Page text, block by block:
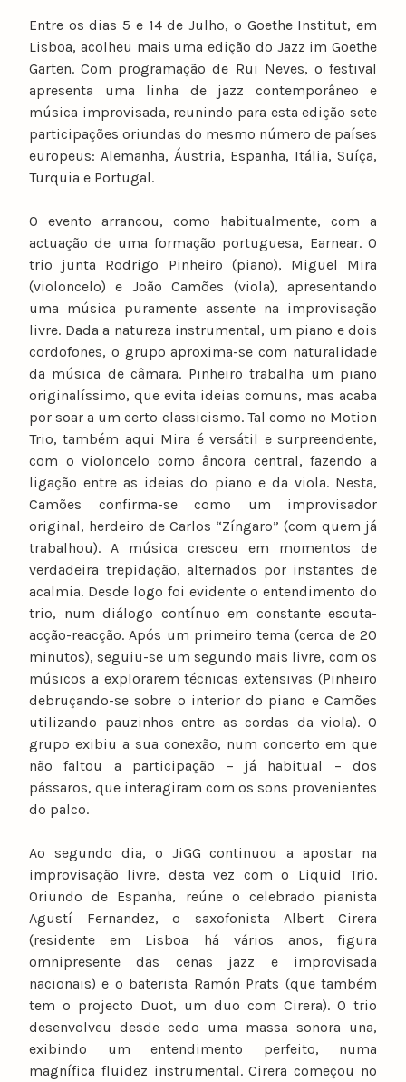
Entre os dias 5 e 14 de Julho, o Goethe Institut, em
Lisboa, acolheu mais uma edição do Jazz im Goethe
Garten. Com programação de Rui Neves, o festival
apresenta uma linha de jazz contemporâneo e
música improvisada, reunindo para esta edição sete
participações oriundas do mesmo número de países
europeus: Alemanha, Áustria, Espanha, Itália, Suíça,
Turquia e Portugal.
O evento arrancou, como habitualmente, com a
actuação de uma formação portuguesa, Earnear. O
trio junta Rodrigo Pinheiro (piano), Miguel Mira
(violoncelo) e João Camões (viola), apresentando
uma música puramente assente na improvisação
livre. Dada a natureza instrumental, um piano e dois
cordofones, o grupo aproxima-se com naturalidade
da música de câmara. Pinheiro trabalha um piano
originalíssimo, que evita ideias comuns, mas acaba
por soar a um certo classicismo. Tal como no Motion
Trio, também aqui Mira é versátil e surpreendente,
com o violoncelo como âncora central, fazendo a
ligação entre as ideias do piano e da viola. Nesta,
Camões confirma-se como um improvisador
original, herdeiro de Carlos “Zíngaro” (com quem já
trabalhou). A música cresceu em momentos de
verdadeira trepidação, alternados por instantes de
acalmia. Desde logo foi evidente o entendimento do
trio, num diálogo contínuo em constante escuta-
acção-reacção. Após um primeiro tema (cerca de 20
minutos), seguiu-se um segundo mais livre, com os
músicos a explorarem técnicas extensivas (Pinheiro
debruçando-se sobre o interior do piano e Camões
utilizando pauzinhos entre as cordas da viola). O
grupo exibiu a sua conexão, num concerto em que
não faltou a participação – já habitual – dos
pássaros, que interagiram com os sons provenientes
do palco.
Ao segundo dia, o JiGG continuou a apostar na
improvisação livre, desta vez com o Liquid Trio.
Oriundo de Espanha, reúne o celebrado pianista
Agustí Fernandez, o saxofonista Albert Cirera
(residente em Lisboa há vários anos, figura
omnipresente das cenas jazz e improvisada
nacionais) e o baterista Ramón Prats (que também
tem o projecto Duot, um duo com Cirera). O trio
desenvolveu desde cedo uma massa sonora una,
exibindo um entendimento perfeito, numa
magnífica fluidez instrumental. Cirera começou no